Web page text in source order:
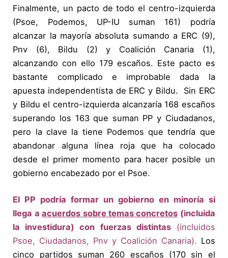
Finalmente, un pacto de todo el centro-izquierda
(Psoe, Podemos, UP-IU suman 161) podría
alcanzar la mayoría absoluta sumando a ERC (9),
Pnv (6), Bildu (2) y Coalición Canaria (1),
alcanzando con ello 179 escaños. Este pacto es
bastante complicado e improbable dada la
apuesta independentista de ERC y Bildu. Sin ERC
y Bildu el centro-izquierda alcanzaría 168 escaños
superando los 163 que suman PP y Ciudadanos,
pero la clave la tiene Podemos que tendría que
abandonar alguna línea roja que ha colocado
desde el primer momento para hacer posible un
gobierno encabezado por el Psoe.
El PP podría formar un gobierno en minoría si
llega aacuerdos sobre temas concretos (incluida
la investidura) con fuerzas distintas(incluidos
Psoe, Ciudadanos, Pnv y Coalición Canaria). Los
cinco partidos suman 260 escaños (170 sin el